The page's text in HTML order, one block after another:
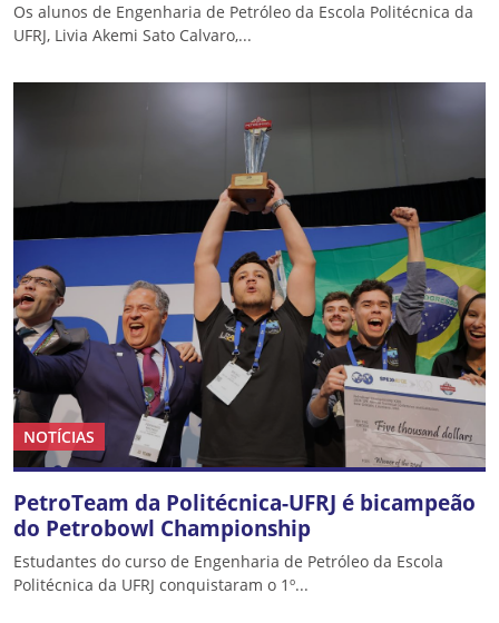
Os alunos de Engenharia de Petróleo da Escola Politécnica da
UFRJ, Livia Akemi Sato Calvaro,...
NOTÍCIAS
PetroTeam da Politécnica-UFRJ é bicampeão
do Petrobowl Championship
Estudantes do curso de Engenharia de Petróleo da Escola
Politécnica da UFRJ conquistaram o 1º...